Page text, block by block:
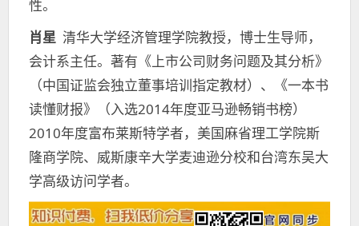
性。
肖星 清华大学经济管理学院教授，博士生导师，
会计系主任。著有《上市公司财务问题及其分析》
（中国证监会独立董事培训指定教材）、《一本书
读懂财报》（入选2014年度亚马逊畅销书榜）
2010年度富布莱斯特学者，美国麻省理工学院斯
隆商学院、威斯康辛大学麦迪逊分校和台湾东吴大
学高级访问学者。